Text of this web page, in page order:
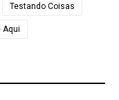
Testando Coisas
Aqui